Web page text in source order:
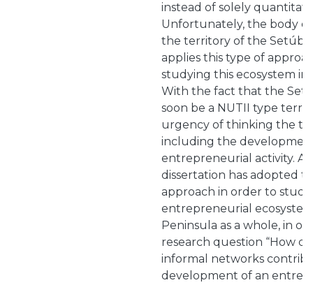
instead of solely
Unfortunately, the body
the territory of the
applies this type of
studying this ecosystem in
With the fact that the
soon be a NUTII type
urgency of thinking the
including the
entrepreneurial activity. As
dissertation has adopted
approach in order to
entrepreneurial
Peninsula as a whole, in
research question “How
informal networks
development of an